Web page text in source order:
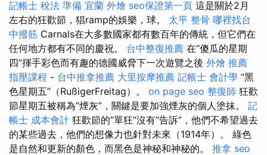
記帳士 稅法 準備 宜蘭 外燴 seo保證第一頁 這是關於2月
左右的狂歡節，猖ramp的娛樂，球。 太平 整骨 哪裡找台
中撥筋 Carnals在大多數國家都有數百年的傳統，但它們在
任何地方都有不同的慶祝。 台中整復推薦 在“傻瓜的星期
四”揮手彩色而有趣的德國威脅下一次遊覽之後 外燴 推薦
指壓課程 - 台中推拿推薦 大里按摩推薦 記帳士 會計學 “黑
色星期五”（RußigerFreitag）。 on page seo 整復師 狂歡
節星期五被稱為“煙灰”，關鍵是要加強煙灰的個人塗抹。 記
帳士 成本會計 狂歡節的“單狂”沒有“告訴”，他們不希望過去
的某些過去，他們的想像力也針對未來（1914年）。 綠色
是自然和更新的顏色，而黑色是神秘和神秘的。 推拿 seo